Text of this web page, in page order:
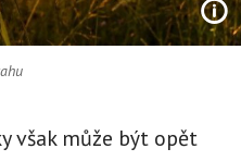
však může být opět